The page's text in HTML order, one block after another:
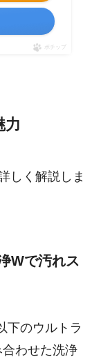
ポチップ
力
しく解説しま
Wで汚れス
下のウルトラ
わせた洗浄